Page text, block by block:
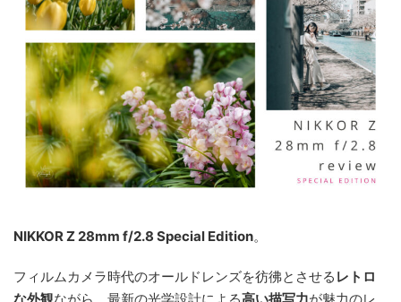
NIKKOR Z 28mm f/2.8 Special Edition。
フィルムカメラ時代のオールドレンズを彷彿とさせる レトロ